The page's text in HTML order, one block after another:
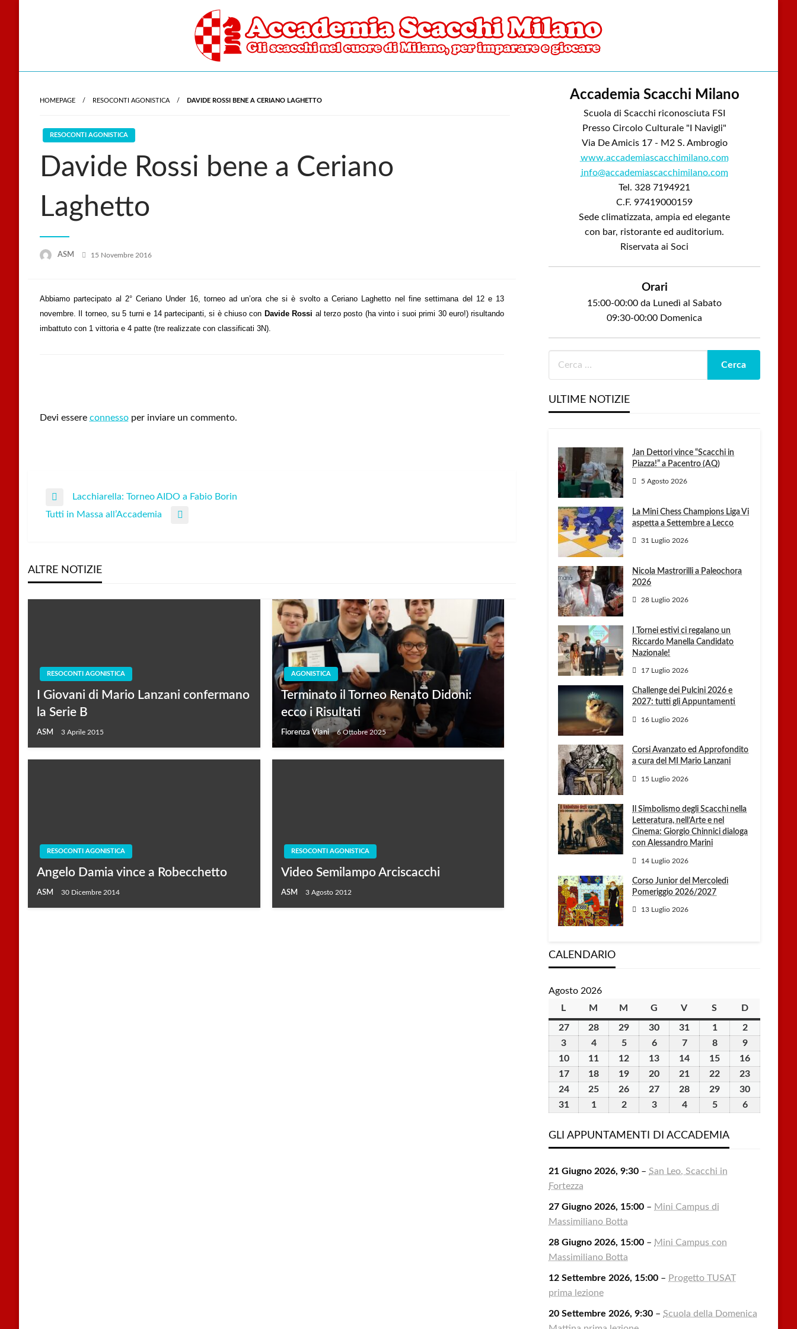
Gli scacchi nel cuore di Milano
HOMEPAGE RESOCONTI AGONISTICA DAVIDE ROSSI BENE A CERIANO LAGHETTO
RESOCONTI AGONISTICA
Davide Rossi bene a Ceriano
Laghetto
ASM
Posted
15 Novembre 2016
Abbiamo partecipato al 2° Ceriano Under 16, torneo ad un’ora che si è svolto a Ceriano Laghetto nel fine settimana del 12 e 13
novembre. Il torneo, su 5 turni e 14 partecipanti, si è chiuso con Davide Rossi al terzo posto (ha vinto i suoi primi 30 euro!) risultando
imbattuto con 1 vittoria e 4 patte (tre realizzate con classificati 3N).
Devi essere connesso per inviare un commento.
Navigazione
Previous
Post
Lacchiarella: Torneo AIDO a Fabio Borin
Tutti in Massa all’Accademia
ALTRE NOTIZIE
RESOCONTI AGONISTICA
I Giovani di Mario Lanzani confermano
la Serie B
ASM 3 Aprile 2015
AGONISTICA
Terminato il Torneo Renato Didoni:
ecco i Risultati
Fiorenza Viani 6 Ottobre 2025
RESOCONTI AGONISTICA
Angelo Damia vince a Robecchetto
ASM 30 Dicembre 2014
RESOCONTI AGONISTICA
Video Semilampo Arciscacchi
ASM 3 Agosto 2012
Accademia Scacchi Milano
Scuola di Scacchi riconosciuta FSI
Presso Circolo Culturale "I Navigli"
Via De Amicis 17 - M2 S. Ambrogio
www.accademiascacchimilano.com
info@accademiascacchimilano.com
Tel. 328 7194921
C.F. 97419000159
Sede climatizzata, ampia ed elegante
con bar, ristorante ed auditorium.
Riservata ai Soci
Orari
15:00-00:00 da Lunedì al Sabato
09:30-00:00 Domenica
ULTIME NOTIZIE
Jan Dettori vince “Scacchi in
Piazza!” a Pacentro (AQ)
5 Agosto 2026
La Mini Chess Champions Liga Vi
aspetta a Settembre a Lecco
31 Luglio 2026
Nicola Mastrorilli a Paleochora
2026
28 Luglio 2026
I Tornei estivi ci regalano un
Riccardo Manella Candidato
Nazionale!
17 Luglio 2026
Challenge dei Pulcini 2026 e
2027: tutti gli Appuntamenti
16 Luglio 2026
Corsi Avanzato ed Approfondito
a cura del MI Mario Lanzani
15 Luglio 2026
Il Simbolismo degli Scacchi nella
Letteratura, nell’Arte e nel
Cinema: Giorgio Chinnici dialoga
con Alessandro Marini
14 Luglio 2026
Corso Junior del Mercoledì
Pomeriggio 2026/2027
13 Luglio 2026
CALENDARIO
Agosto 2026
L lunedìM martedì
M mercoledì
G giovedì
V venerdì
S sabatoDdomenica
2727
Luglio
2026
28
Luglio
2026
29
Luglio
2026
30
Luglio
2026
31
Luglio
2026
11
Agosto
2026
22
Agosto
2026
3
Agosto
2026
44
Agosto
2026
55
Agosto
2026
66
Agosto
2026
77
Agosto
2026
88
Agosto
2026
99
Agosto
2026
1010
Agosto
2026
11
Agosto
2026
12
Agosto
2026
13
Agosto
2026
14
Agosto
2026
15
Agosto
2026
16
1717
Agosto
18
Agosto
19
Agosto
20
Agosto
21
Agosto
22
Agosto
23
2424
Agosto
25
Agosto
26
Agosto
27
Agosto
28
Agosto
29
Agosto
30
3131
2026
11
2026
22
2026
33
2026
44
2026
55
2026
66
GLI APPUNTAMENTI DI ACCADEMIA
21 Giugno 2026, 9:30 –San Leo, Scacchi in
Fortezza
27 Giugno 2026, 15:00 – Mini Campus di
Massimiliano Botta
28 Giugno 2026, 15:00 – Mini Campus con
Massimiliano Botta
12 Settembre 2026, 15:00 – Progetto TUSAT
prima lezione
20 Settembre 2026, 9:30 –Scuola della Domenica